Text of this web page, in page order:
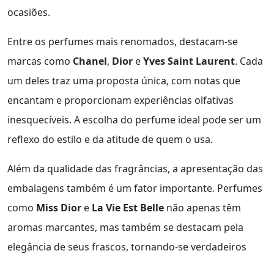
ocasiões.
Entre os perfumes mais renomados, destacam-se
marcas como Chanel, Dior eYves Saint Laurent. Cada
um deles traz uma proposta única, com notas que
encantam e proporcionam experiências olfativas
inesquecíveis. A escolha do perfume ideal pode ser um
reflexo do estilo e da atitude de quem o usa.
Além da qualidade das fragrâncias, a apresentação das
embalagens também é um fator importante. Perfumes
como Miss Dior e La Vie Est Belle não apenas têm
aromas marcantes, mas também se destacam pela
elegância de seus frascos, tornando-se verdadeiros